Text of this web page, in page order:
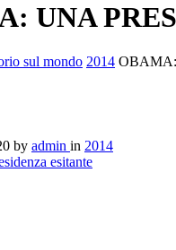
UNA
sul mondo 2014
by admin in 2014
esitante